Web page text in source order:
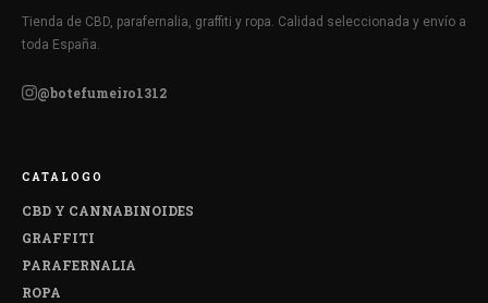
Tienda de CBD, parafernalia, graffiti y ropa. Calidad seleccionada y envío a
toda España.
@botefumeiro1312
CATALOGO
CBD Y CANNABINOIDES
GRAFFITI
PARAFERNALIA
ROPA